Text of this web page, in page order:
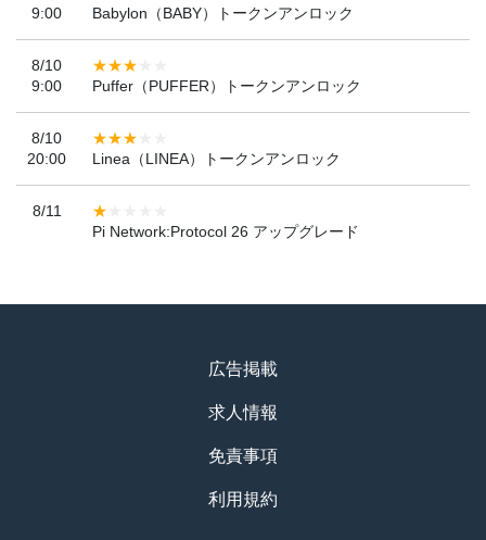
9:00
Babylon（BABY）トークンアンロック
8/10
9:00
Puffer（PUFFER）トークンアンロック
8/10
20:00
Linea（LINEA）トークンアンロック
8/11
Pi Network:Protocol 26 アップグレード
広告掲載
求人情報
免責事項
利用規約